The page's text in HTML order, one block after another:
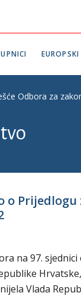
Odbora za
o
na 97.
Vlada